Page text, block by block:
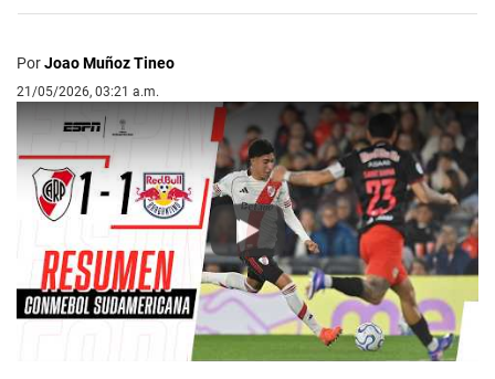
PorJoao Muñoz Tineo
21/05/2026, 03:21 a.m.
Play